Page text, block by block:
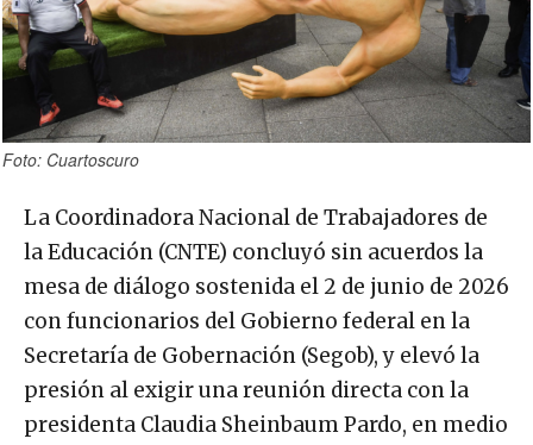
Foto: Cuartoscuro
La Coordinadora Nacional de Trabajadores de
la Educación (CNTE) concluyó sin acuerdos la
mesa de diálogo sostenida el 2 de junio de 2026
con funcionarios del Gobierno federal en la
Secretaría de Gobernación (Segob), y elevó la
presión al exigir una reunión directa con la
presidenta Claudia Sheinbaum Pardo, en medio